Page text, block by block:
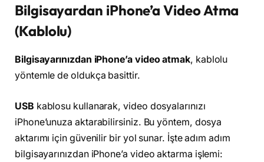
Bilgisayardan iPhone’a Video Atma
(Kablolu)
Bilgisayarınızdan iPhone’a video atmak, kablolu
yöntemle de oldukça basittir.
USB kablosu kullanarak, video dosyalarınızı
iPhone’unuza aktarabilirsiniz. Bu yöntem, dosya
aktarımı için güvenilir bir yol sunar. İşte adım adım
bilgisayarınızdan iPhone’a video aktarma işlemi: